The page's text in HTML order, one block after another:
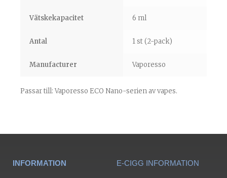
Vätskekapacitet 6 ml
Antal 1 st (2-pack)
Manufacturer Vaporesso
Passar till: Vaporesso ECO Nano-serien av vapes.
INFORMATION E-CIGG INFORMATION